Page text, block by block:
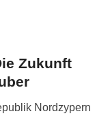
Zukunft
Nordzypern